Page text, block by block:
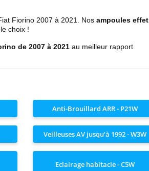
Fiorino 2007 à 2021. Nos ampoules effet
choix !
de 2007 à 2021 au meilleur rapport
Anti-Brouillard ARR - P21W
Veilleuses AV jusqu’à 1992 - W3W
Eclairage habitacle - C5W